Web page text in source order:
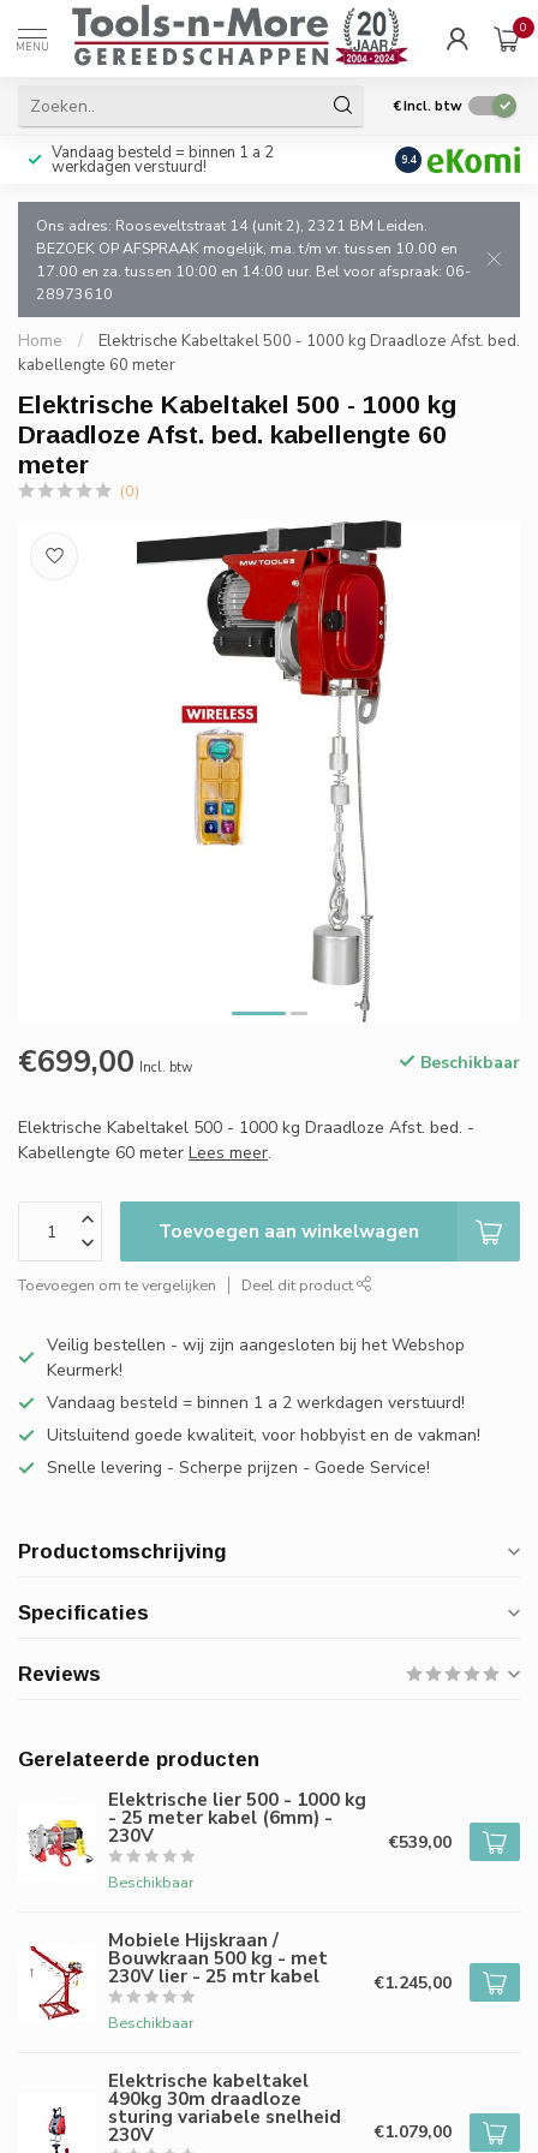
MENU
0
€Incl. btw
Vandaag besteld = binnen 1 a 2
werkdagen verstuurd!
Uitsluitend goede
en de vakman!
9.4
Ons adres: Rooseveltstraat 14 (unit 2), 2321 BM Leiden.
BEZOEK OP AFSPRAAK mogelijk, ma. t/m vr. tussen 10.00 en
17.00 en za. tussen 10:00 en 14:00 uur. Bel voor afspraak: 06-
28973610
Home /
Elektrische Kabeltakel 500 - 1000 kg Draadloze Afst. bed.
kabellengte 60 meter
Elektrische Kabeltakel 500 - 1000 kg
Draadloze Afst. bed. kabellengte 60
meter
(0)
€699,00 Incl. btw Beschikbaar
Elektrische Kabeltakel 500 - 1000 kg Draadloze Afst. bed. -
Kabellengte 60 meter Lees meer.
Toevoegen aan winkelwagen
Toevoegen om te vergelijken Deel dit product
Veilig bestellen - wij zijn aangesloten bij het Webshop
Keurmerk!
Vandaag besteld = binnen 1 a 2 werkdagen verstuurd!
Uitsluitend goede kwaliteit, voor hobbyist en de vakman!
Snelle levering - Scherpe prijzen - Goede Service!
Productomschrijving
Specificaties
Reviews
Gerelateerde producten
Elektrische lier 500 - 1000 kg
- 25 meter kabel (6mm) -
230V
Beschikbaar
€539,00
Mobiele Hijskraan /
Bouwkraan 500 kg - met
230V lier - 25 mtr kabel
Beschikbaar
€1.245,00
Elektrische kabeltakel
490kg 30m draadloze
sturing variabele snelheid
230V €1.079,00